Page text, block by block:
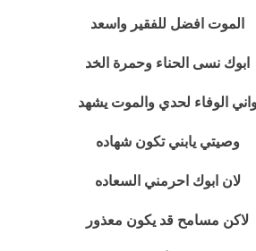
الموت افضل للفقير واسعد
ابوك نسى الحناء وحمرة الخد
الوفاء لحدي والموت يشهد
وصيتي يابني تكون شهاده
لان ابوك احرمني السعاده
لاكن مسامح قد يكون معذور